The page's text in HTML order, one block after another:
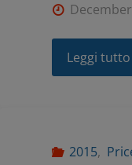
Leggi tutto
2015,